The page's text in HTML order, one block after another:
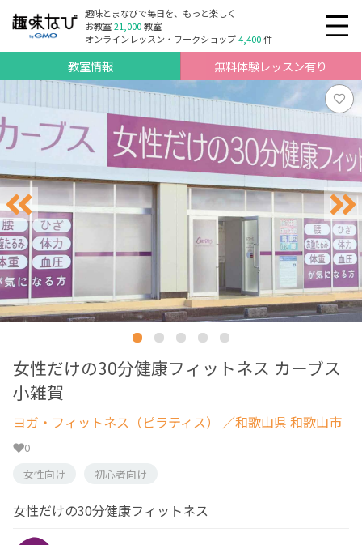
趣味とまなびで毎日を、もっと楽しく
お教室21,000教室
オンラインレッスン・ワークショップ4,400件
教室情報 無料体験レッスン有り
女性だけの30分健康フィットネス カーブス
小雑賀
ヨガ・フィットネス（ピラティス） ／和歌山県 和歌山市
0
女性向け
初心者向け
女性だけの30分健康フィットネス